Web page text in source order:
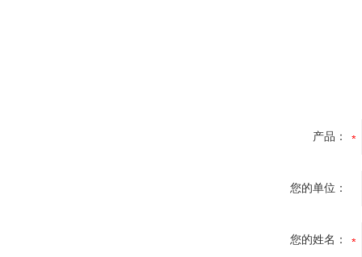
产品：
您的单位：
您的姓名：